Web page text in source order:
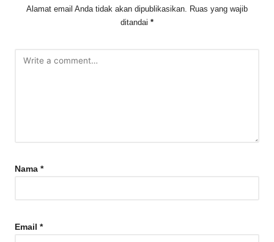
Alamat email Anda tidak akan dipublikasikan. Ruas yang wajib
ditandai *
Nama *
Email *